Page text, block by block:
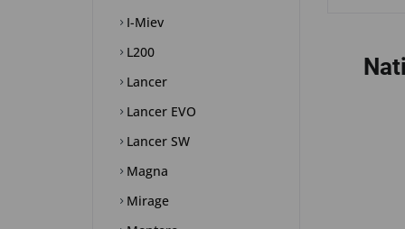
I-Miev
L200
Lancer
Lancer EVO
Lancer SW
Magna
Mirage